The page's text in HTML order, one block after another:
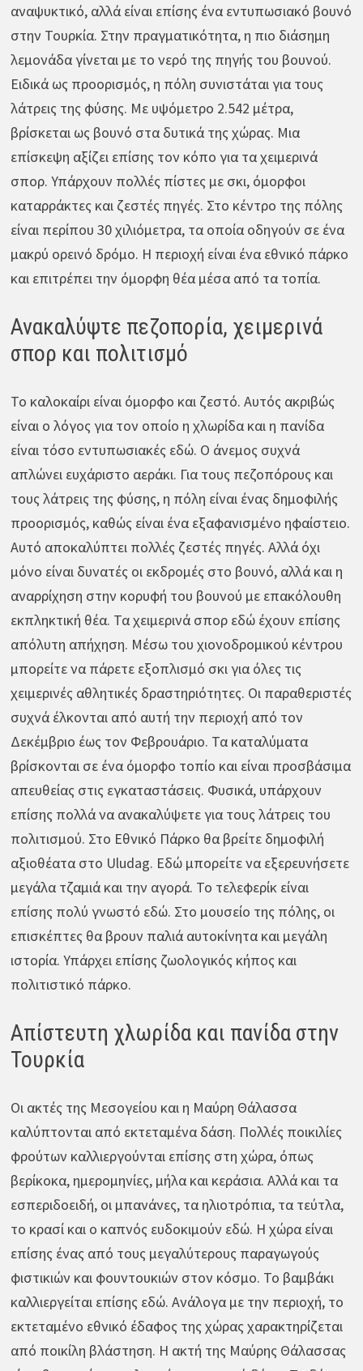
αναψυκτικό, αλλά είναι επίσης ένα εντυπωσιακό βουνό
στην Τουρκία. Στην πραγματικότητα, η πιο διάσημη
λεμονάδα γίνεται με το νερό της πηγής του βουνού.
Ειδικά ως προορισμός, η πόλη συνιστάται για τους
λάτρεις της φύσης. Με υψόμετρο 2.542 μέτρα,
βρίσκεται ως βουνό στα δυτικά της χώρας. Μια
επίσκεψη αξίζει επίσης τον κόπο για τα χειμερινά
σπορ. Υπάρχουν πολλές πίστες με σκι, όμορφοι
καταρράκτες και ζεστές πηγές. Στο κέντρο της πόλης
είναι περίπου 30 χιλιόμετρα, τα οποία οδηγούν σε ένα
μακρύ ορεινό δρόμο. Η περιοχή είναι ένα εθνικό πάρκο
και επιτρέπει την όμορφη θέα μέσα από τα τοπία.
Ανακαλύψτε πεζοπορία, χειμερινά
σπορ και πολιτισμό
Το καλοκαίρι είναι όμορφο και ζεστό. Αυτός ακριβώς
είναι ο λόγος για τον οποίο η χλωρίδα και η πανίδα
είναι τόσο εντυπωσιακές εδώ. Ο άνεμος συχνά
απλώνει ευχάριστο αεράκι. Για τους πεζοπόρους και
τους λάτρεις της φύσης, η πόλη είναι ένας δημοφιλής
προορισμός, καθώς είναι ένα εξαφανισμένο ηφαίστειο.
Αυτό αποκαλύπτει πολλές ζεστές πηγές. Αλλά όχι
μόνο είναι δυνατές οι εκδρομές στο βουνό, αλλά και η
αναρρίχηση στην κορυφή του βουνού με επακόλουθη
εκπληκτική θέα. Τα χειμερινά σπορ εδώ έχουν επίσης
απόλυτη απήχηση. Μέσω του χιονοδρομικού κέντρου
μπορείτε να πάρετε εξοπλισμό σκι για όλες τις
χειμερινές αθλητικές δραστηριότητες. Οι παραθεριστές
συχνά έλκονται από αυτή την περιοχή από τον
Δεκέμβριο έως τον Φεβρουάριο. Τα καταλύματα
βρίσκονται σε ένα όμορφο τοπίο και είναι προσβάσιμα
απευθείας στις εγκαταστάσεις. Φυσικά, υπάρχουν
επίσης πολλά να ανακαλύψετε για τους λάτρεις του
πολιτισμού. Στο Εθνικό Πάρκο θα βρείτε δημοφιλή
αξιοθέατα στο Uludag. Εδώ μπορείτε να εξερευνήσετε
μεγάλα τζαμιά και την αγορά. Το τελεφερίκ είναι
επίσης πολύ γνωστό εδώ. Στο μουσείο της πόλης, οι
επισκέπτες θα βρουν παλιά αυτοκίνητα και μεγάλη
ιστορία. Υπάρχει επίσης ζωολογικός κήπος και
πολιτιστικό πάρκο.
Απίστευτη χλωρίδα και πανίδα στην
Τουρκία
Οι ακτές της Μεσογείου και η Μαύρη Θάλασσα
καλύπτονται από εκτεταμένα δάση. Πολλές ποικιλίες
φρούτων καλλιεργούνται επίσης στη χώρα, όπως
βερίκοκα, ημερομηνίες, μήλα και κεράσια. Αλλά και τα
εσπεριδοειδή, οι μπανάνες, τα ηλιοτρόπια, τα τεύτλα,
το κρασί και ο καπνός ευδοκιμούν εδώ. Η χώρα είναι
επίσης ένας από τους μεγαλύτερους παραγωγούς
φιστικιών και φουντουκιών στον κόσμο. Το βαμβάκι
καλλιεργείται επίσης εδώ. Ανάλογα με την περιοχή, το
εκτεταμένο εθνικό έδαφος της χώρας χαρακτηρίζεται
από ποικίλη βλάστηση. Η ακτή της Μαύρης Θάλασσας